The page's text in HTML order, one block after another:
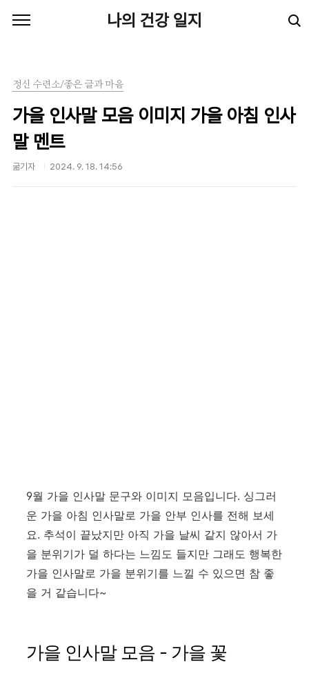
나의 건강 일지
정신 수련소/좋은 글과 마음
가을 인사말 모음 이미지 가을 아침 인사
말 멘트
굶기자 2024. 9. 18. 14:56
9월 가을 인사말 문구와 이미지 모음입니다. 싱그러
운 가을 아침 인사말로 가을 안부 인사를 전해 보세
요. 추석이 끝났지만 아직 가을 날씨 같지 않아서 가
을 분위기가 덜 하다는 느낌도 들지만 그래도 행복한
가을 인사말로 가을 분위기를 느낄 수 있으면 참 좋
을 거 같습니다~
가을 인사말 모음 - 가을 꽃